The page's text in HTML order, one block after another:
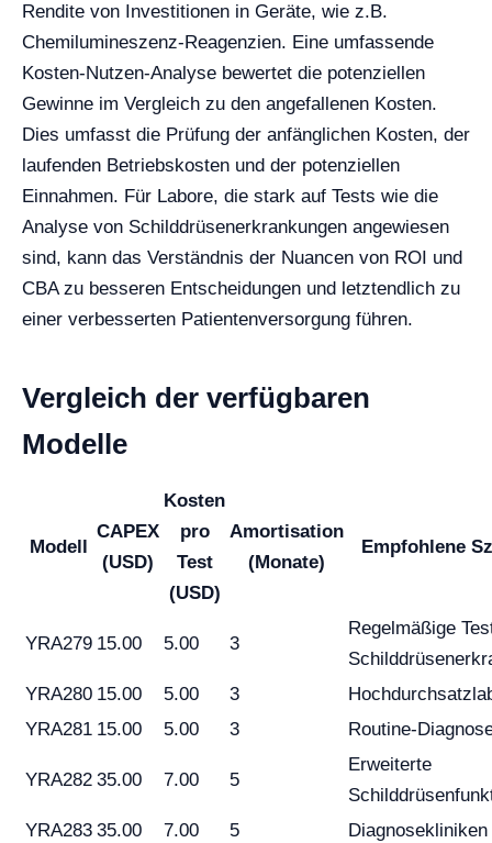
Rendite von Investitionen in Geräte, wie z.B.
Chemilumineszenz-Reagenzien. Eine umfassende
Kosten-Nutzen-Analyse bewertet die potenziellen
Gewinne im Vergleich zu den angefallenen Kosten.
Dies umfasst die Prüfung der anfänglichen Kosten, der
laufenden Betriebskosten und der potenziellen
Einnahmen. Für Labore, die stark auf Tests wie die
Analyse von Schilddrüsenerkrankungen angewiesen
sind, kann das Verständnis der Nuancen von ROI und
CBA zu besseren Entscheidungen und letztendlich zu
einer verbesserten Patientenversorgung führen.
Vergleich der verfügbaren
Modelle
Modell
CAPEX
(USD)
Kosten
pro
Test
(USD)
Amortisation
(Monate)
Empfohlene
YRA279 15.00 5.00 3
Regelmäßige
YRA280 15.00 5.00 3
YRA281 15.00 5.00 3 Routine-
YRA282 35.00 7.00 5
Erweiterte
YRA283 35.00 7.00 5 Diagnosekliniken